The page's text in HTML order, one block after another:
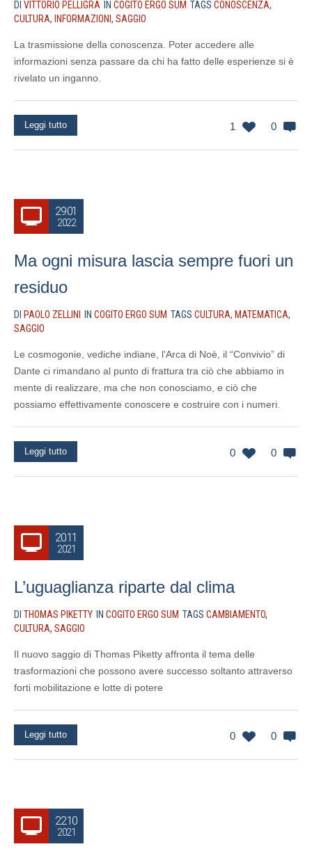
DI VITTORIO PELLIGRA IN COGITO ERGO SUM TAGS CONOSCENZA,
CULTURA, INFORMAZIONI , SAGGIO
La trasmissione della conoscenza. Poter accedere alle
informazioni senza passare da chi ha fatto delle esperienze si è
rivelato un inganno.
1 0
Leggi tutto
29.01
2022
Ma ogni misura lascia sempre fuori un
residuo
DI PAOLO ZELLINI IN COGITO ERGO SUM TAGS CULTURA, MATEMATICA,
SAGGIO
Le cosmogonie, vediche indiane, l'Arca di Noè, il “Convivio” di
Dante ci rimandano al punto di frattura tra ciò che abbiamo in
mente di realizzare, ma che non conosciamo, e ciò che
possiamo effettivamente conoscere e costruire con i numeri.
0 0
Leggi tutto
20.11
2021
L’uguaglianza riparte dal clima
DI THOMAS PIKETTY IN COGITO ERGO SUM TAGS CAMBIAMENTO,
CULTURA, SAGGIO
Il nuovo saggio di Thomas Piketty affronta il tema delle
trasformazioni che possono avere successo soltanto attraverso
forti mobilitazione e lotte di potere
0 0
Leggi tutto
22.10
2021